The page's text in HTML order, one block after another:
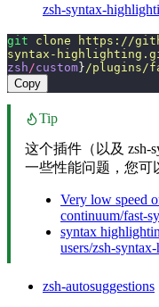
zsh-syntax-
git clone https://
syntax-
zsh /custom } /plugins/
Copy
Tip
这个插件（以及 zsh-
一些性能问题，您可
Very low speed
continuum/fast-
syntax
users/zsh-
zsh-autosuggestions